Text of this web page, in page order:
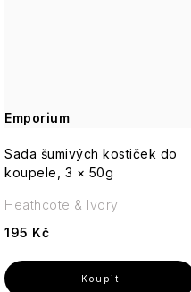
Emporium
Sada šumivých kostiček do
koupele, 3 × 50g
195 Kč
Heathcote & Ivory